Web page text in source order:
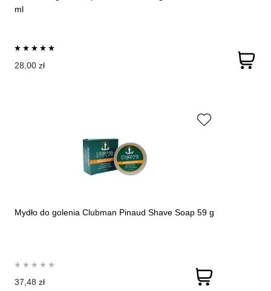
ml
28,00 zł
Mydło do golenia Clubman Pinaud Shave Soap 59 g
37,48 zł